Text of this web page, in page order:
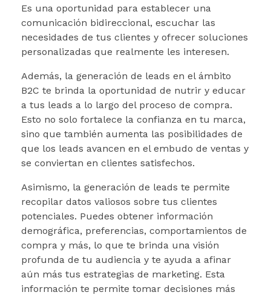
Es una oportunidad para establecer una
comunicación bidireccional, escuchar las
necesidades de tus clientes y ofrecer soluciones
personalizadas que realmente les interesen.
Además, la generación de leads en el ámbito
B2C te brinda la oportunidad de nutrir y educar
a tus leads a lo largo del proceso de compra.
Esto no solo fortalece la confianza en tu marca,
sino que también aumenta las posibilidades de
que los leads avancen en el embudo de ventas y
se conviertan en clientes satisfechos.
Asimismo, la generación de leads te permite
recopilar datos valiosos sobre tus clientes
potenciales. Puedes obtener información
demográfica, preferencias, comportamientos de
compra y más, lo que te brinda una visión
profunda de tu audiencia y te ayuda a afinar
aún más tus estrategias de marketing. Esta
información te permite tomar decisiones más